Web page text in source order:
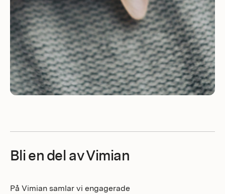
Bli en del av Vimian
På Vimian samlar vi engagerade